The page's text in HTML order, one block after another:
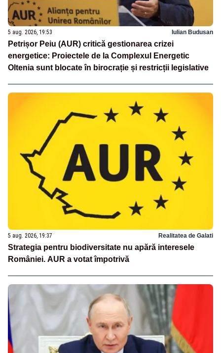
5 aug. 2026, 19:53 Iulian Budusan
Petrișor Peiu (AUR) critică gestionarea crizei
energetice: Proiectele de la Complexul Energetic
Oltenia sunt blocate în birocrație și restricții legislative
5 aug. 2026, 19:37 Realitatea de Galati
Strategia pentru biodiversitate nu apără interesele
României. AUR a votat împotrivă